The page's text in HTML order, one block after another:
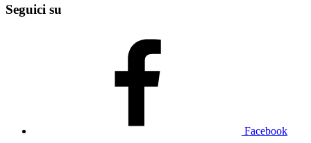
Seguici su
Facebook